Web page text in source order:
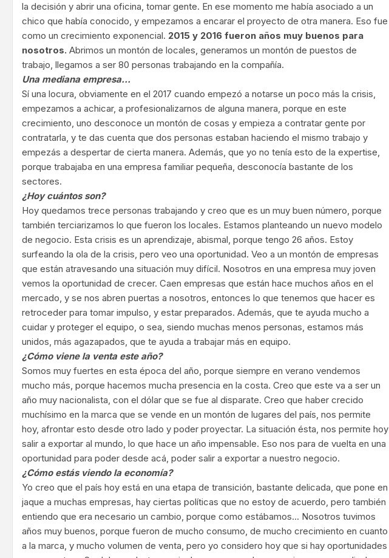
la decisión y abrir una oficina, tomar gente. En ese momento me había asociado a un
chico que había conocido, y empezamos a encarar el proyecto de otra manera. Eso fue
como un crecimiento exponencial. 2015 y 2016 fueron años muy buenos para
nosotros. Abrimos un montón de locales, generamos un montón de puestos de
trabajo, llegamos a ser 80 personas trabajando en la compañía.
Una mediana empresa…
Sí una locura, obviamente en el 2017 cuando empezó a notarse un poco más la crisis,
empezamos a achicar, a profesionalizarnos de alguna manera, porque en este
crecimiento, uno desconoce un montón de cosas y empieza a contratar gente por
contratarla, y te das cuenta que dos personas estaban haciendo el mismo trabajo y
empezás a despertar de cierta manera. Además, que yo no tenía esto de la expertise,
porque trabajaba en una empresa familiar pequeña, desconocía bastante de los
sectores.
¿Hoy cuántos son?
Hoy quedamos trece personas trabajando y creo que es un muy buen número, porque
también terciarizamos lo que fueron los locales. Estamos planteando un nuevo modelo
de negocio. Esta crisis es un aprendizaje, abismal, porque tengo 26 años. Estoy
surfeando la ola de la crisis, pero veo una oportunidad. Veo a un montón de empresas
que están atravesando una situación muy difícil. Nosotros en una empresa muy joven
vemos la oportunidad de crecer. Caen empresas que están hace muchos años en el
mercado, y se nos abren puertas a nosotros, entonces lo que tenemos que hacer es
retroceder para tomar impulso, y estar preparados. Además, que te ayuda mucho a
cuidar y proteger el equipo, o sea, siendo muchas menos personas, estamos más
unidos, más agazapados, que te ayuda a trabajar más en equipo.
¿Cómo viene la venta este año?
Somos muy fuertes en esta época del año, porque siempre en verano vendemos
mucho más, porque hacemos mucha presencia en la costa. Creo que este va a ser un
año muy nacionalista, con el dólar que se fue al disparate. Creo que haber crecido
muchísimo en la marca que se vende en un montón de lugares del país, nos permite
hoy, afrontar esto desde otro lado y poder proyectar. La situación ésta, nos permite hoy
salir a exportar al mundo, lo que hace un año impensable. Eso nos para de vuelta en una
oportunidad para poder desde acá, poder salir a exportar a nuestro negocio.
¿Cómo estás viendo la economía?
Yo creo que el país hoy está en una etapa de transición, bastante delicada, que pone en
jaque a muchas empresas, hay ciertas políticas que no estoy de acuerdo, pero también
entiendo que era necesario un cambio, porque como estábamos… Nosotros tuvimos
años muy buenos, porque fueron de mucho consumo, de mucho crecimiento en cuanto
a la marca, y mucho volumen de venta, pero yo considero hoy que si hay oportunidades